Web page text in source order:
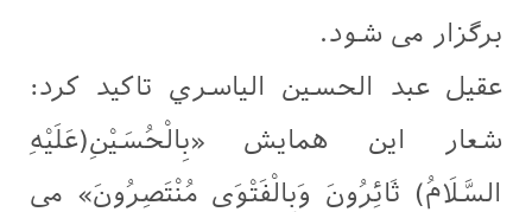
برگزار می شود.
عقيل عبد الحسين الياسري تاكيد كرد:
شعار این همایش «بِالْحُسَيْنِ(عَلَيْهِ
السَّلَامُ) ثَائِرُونَ وَبِالْفَتْوَى مُنْتَصِرُونَ» می